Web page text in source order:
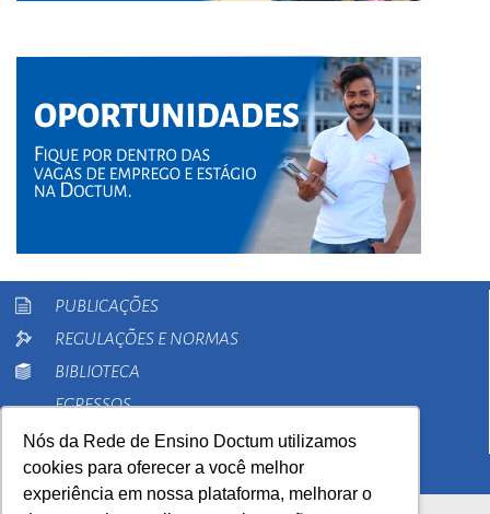
Nós da Rede de Ensino Doctum utilizamos
cookies para oferecer a você melhor
experiência em nossa plataforma, melhorar o
PUBLICAÇÕES
REGULAÇÕES E NORMAS
BIBLIOTECA
EGRESSOS
PESQUISA
EXTENSÃO